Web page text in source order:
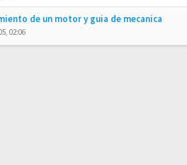
de un motor y guia de mecanica
02:06